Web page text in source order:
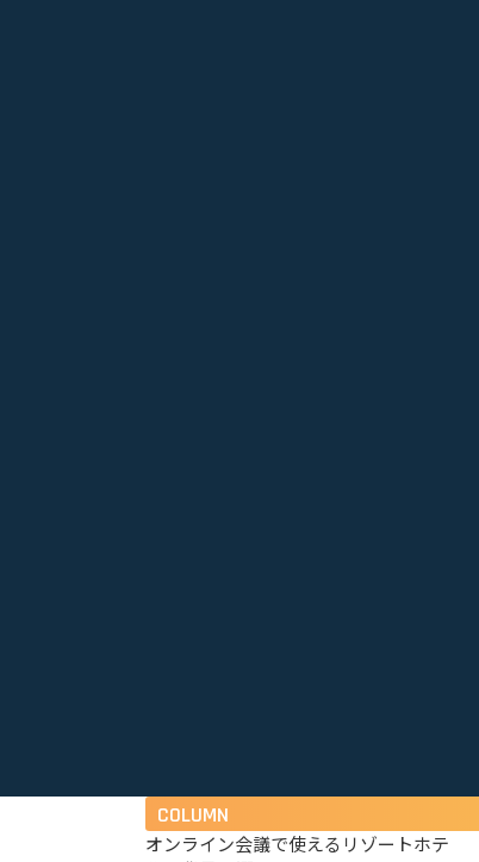
COLUMN
オンライン会議で使えるリゾートホテ